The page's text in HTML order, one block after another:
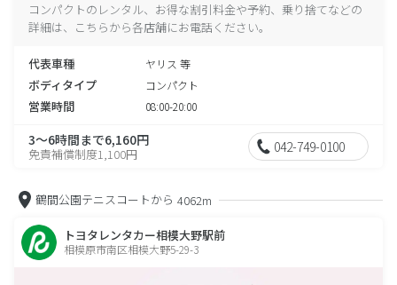
コンパクトのレンタル、お得な割引料金や予約、乗り捨てなどの
詳細は、こちらから各店舗にお電話ください。
代表車種 ヤリス 等
ボディタイプ コンパクト
営業時間 08:00-20:00
3～6時間まで6,160円
免責補償制度1,100円 042-749-0100
鶴間公園テニスコートから 4062m
トヨタレンタカー相模大野駅前
相模原市南区相模大野5-29-3